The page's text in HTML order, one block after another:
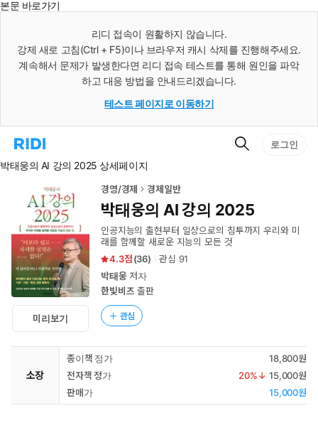
본문 바로가기
리디 접속이 원활하지 않습니다.
강제 새로 고침(Ctrl + F5)이나 브라우저 캐시 삭제를 진행해주세요.
계속해서 문제가 발생한다면 리디 접속 테스트를 통해 원인을 파악
하고 대응 방법을 안내드리겠습니다.
테스트 페이지로 이동하기
리
홈
검
로그인
박태웅의 AI 강의 2025 상세페이지
미리보기
경영/경제 경제일반
박태웅의 AI 강의 2025
인공지능의 출현부터 일상으로의 침투까지 우리와 미
래를 함께할 새로운 지능의 모든 것
4.3
(36) 관심 91
박태웅저자
한빛비즈 출판
관심
소장
종이책 정가
18,800원
전자책 정가
20%↓ 15,000원
판매가
15,000원